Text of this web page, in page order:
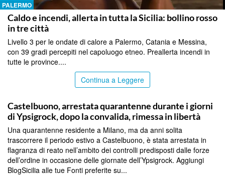
PALERMO
Caldo e incendi, allerta in tutta la Sicilia: bollino rosso
in tre città
Livello 3 per le ondate di calore a Palermo, Catania e Messina,
con 39 gradi percepiti nel capoluogo etneo. Preallerta incendi in
tutte le province....
Continua a Leggere
Castelbuono, arrestata quarantenne durante i giorni
di Ypsigrock, dopo la convalida, rimessa in libertà
Una quarantenne residente a Milano, ma da anni solita
trascorrere il periodo estivo a Castelbuono, è stata arrestata in
flagranza di reato nell’ambito dei controlli predisposti dalle forze
dell’ordine in occasione delle giornate dell’Ypsigrock. Aggiungi
BlogSicilia alle tue Fonti preferite su...